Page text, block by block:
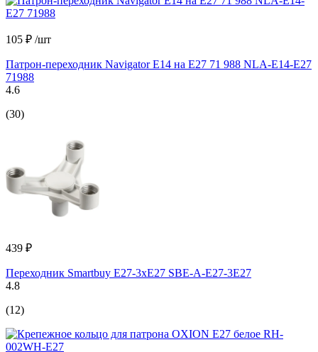
105 ₽ /шт
Патрон-переходник Navigator E14 на E27 71 988 NLA-E14-E27
71988
4.6
(30)
439 ₽
Переходник Smartbuy E27-3xE27 SBE-A-E27-3E27
4.8
(12)